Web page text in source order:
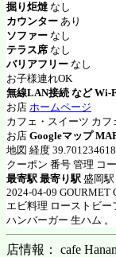
掘り炬燵 なし
カウンター あり
ソファー なし
テラス席 なし
バリアフリー なし
お子様連れOK
無線LAN接続 など Wi-
お店 ホームページ
カフェ・スイーツ カフ
お店 Googleマップ
地図 経度
クーポン 番号 管理 コ
最寄駅 最寄り駅 盛岡駅
2024-04-09 GOURMET
エビ料理 ローストビ
ハンバーガー 生ハム
店情報： cafe